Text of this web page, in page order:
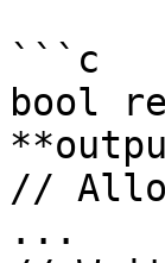
```c
bool
//
...